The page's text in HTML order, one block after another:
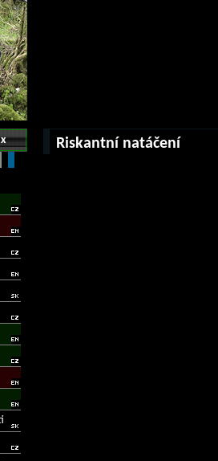
x Riskantní natáčení